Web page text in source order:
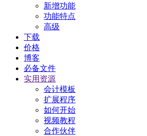
新增功能
功能特点
高级
下载
价格
博客
必备文件
实用资源
会计模板
扩展程序
如何开始
视频教程
合作伙伴